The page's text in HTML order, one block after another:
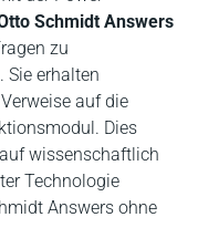
Schmidt Answers
zu
Sie erhalten
auf die
Dies
wissenschaftlich
Technologie
Answers ohne